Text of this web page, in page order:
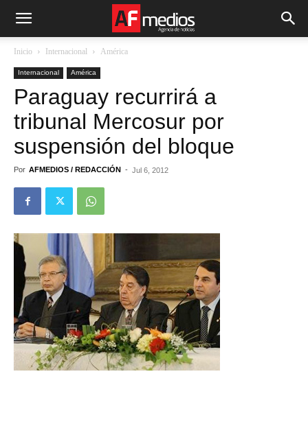
Inicio Internacional América
Internacional América
Paraguay recurrirá a
tribunal Mercosur por
suspensión del bloque
Por AFMEDIOS / REDACCIÓN - Jul 6, 2012